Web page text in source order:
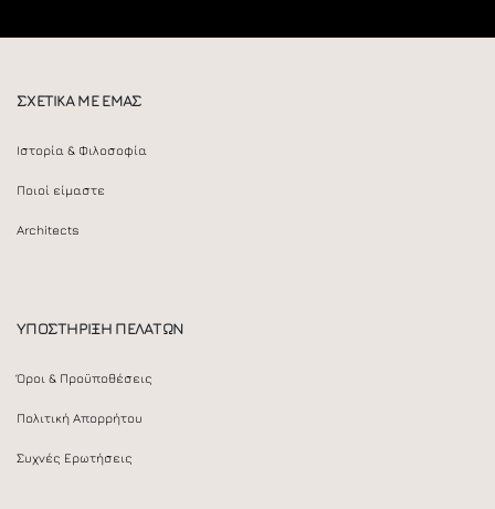
ΣΧΕΤΙΚΑ ΜΕ ΕΜΑΣ
Ιστορία & Φιλοσοφία
Ποιοί είμαστε
Architects
ΥΠΟΣΤΗΡΙΞΗ ΠΕΛΑΤΩΝ
Όροι & Προϋποθέσεις
Πολιτική Απορρήτου
Συχνές Ερωτήσεις